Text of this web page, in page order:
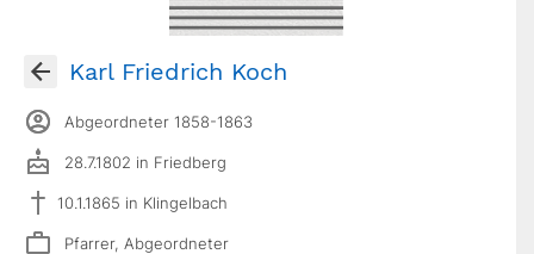
Karl Friedrich Koch
Abgeordneter 1858-1863
28.7.1802 in Friedberg
10.1.1865 in Klingelbach
Pfarrer, Abgeordneter